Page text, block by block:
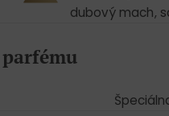
dubový mach,